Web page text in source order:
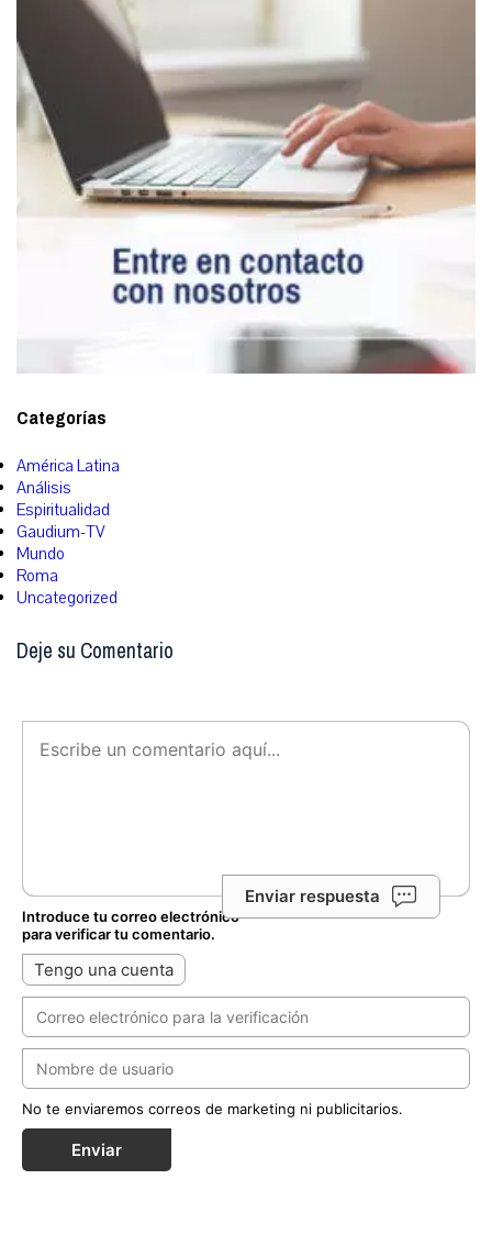
Categorías
América Latina
Análisis
Espiritualidad
Gaudium-TV
Mundo
Roma
Uncategorized
Deje su Comentario
Enviar respuesta
Introduce tu correo electrónico
para verificar tu comentario.
Tengo una cuenta
No te enviaremos correos de marketing ni publicitarios.
Enviar